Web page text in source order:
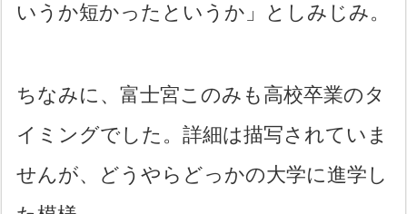
いうか短かったというか」としみじみ。
ちなみに、富士宮このみも高校卒業のタ
イミングでした。詳細は描写されていま
せんが、どうやらどっかの大学に進学し